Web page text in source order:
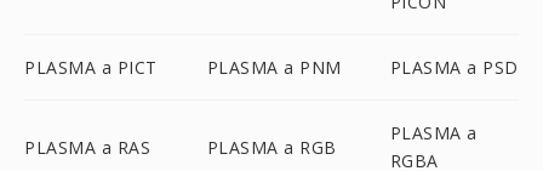
PLASMA a PICT PLASMA a PNM PLASMA a PSD
PLASMA a RAS PLASMA a RGB
PLASMA a
RGBA